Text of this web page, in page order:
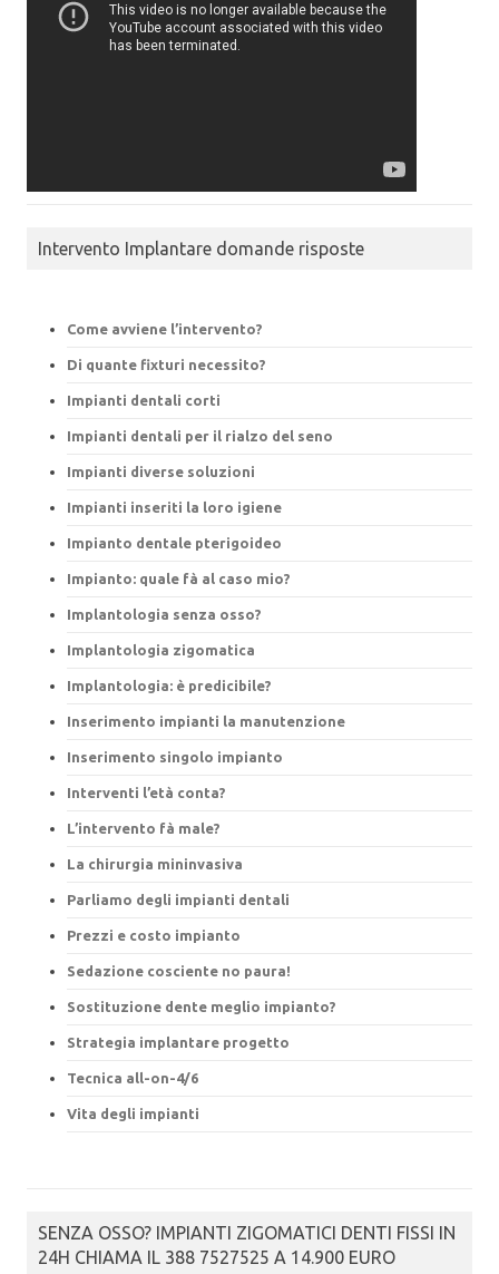
Intervento Implantare domande risposte
Come avviene l’intervento?
Di quante fixturi necessito?
Impianti dentali corti
Impianti dentali per il rialzo del seno
Impianti diverse soluzioni
Impianti inseriti la loro igiene
Impianto dentale pterigoideo
Impianto: quale fà al caso mio?
Implantologia senza osso?
Implantologia zigomatica
Implantologia: è predicibile?
Inserimento impianti la manutenzione
Inserimento singolo impianto
Interventi l’età conta?
L’intervento fà male?
La chirurgia mininvasiva
Parliamo degli impianti dentali
Prezzi e costo impianto
Sedazione cosciente no paura!
Sostituzione dente meglio impianto?
Strategia implantare progetto
Tecnica all-on-4/6
Vita degli impianti
SENZA OSSO? IMPIANTI ZIGOMATICI DENTI FISSI IN
24H CHIAMA IL 388 7527525 A 14.900 EURO